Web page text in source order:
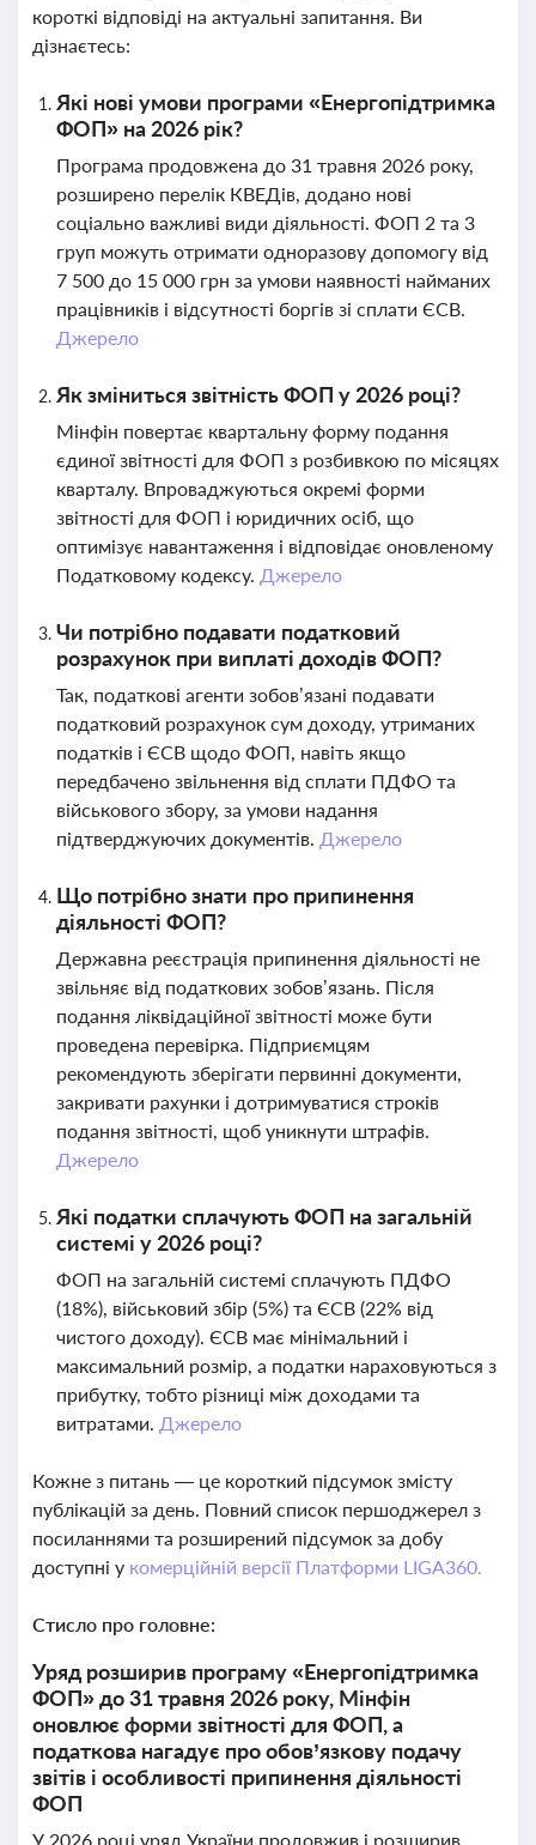
короткі відповіді на актуальні запитання. Ви
дізнаєтесь:
Які нові умови програми «Енергопідтримка
ФОП» на 2026 рік?
Програма продовжена до 31 травня 2026 року,
розширено перелік КВЕДів, додано нові
соціально важливі види діяльності. ФОП 2 та 3
груп можуть отримати одноразову допомогу від
7 500 до 15 000 грн за умови наявності найманих
працівників і відсутності боргів зі сплати ЄСВ.
Джерело
Як зміниться звітність ФОП у 2026 році?
Мінфін повертає квартальну форму подання
єдиної звітності для ФОП з розбивкою по місяцях
кварталу. Впроваджуються окремі форми
звітності для ФОП і юридичних осіб, що
оптимізує навантаження і відповідає оновленому
Податковому кодексу. Джерело
Чи потрібно подавати податковий
розрахунок при виплаті доходів ФОП?
Так, податкові агенти зобов’язані подавати
податковий розрахунок сум доходу, утриманих
податків і ЄСВ щодо ФОП, навіть якщо
передбачено звільнення від сплати ПДФО та
військового збору, за умови надання
підтверджуючих документів. Джерело
Що потрібно знати про припинення
діяльності ФОП?
Державна реєстрація припинення діяльності не
звільняє від податкових зобов’язань. Після
подання ліквідаційної звітності може бути
проведена перевірка. Підприємцям
рекомендують зберігати первинні документи,
закривати рахунки і дотримуватися строків
подання звітності, щоб уникнути штрафів.
Джерело
Які податки сплачують ФОП на загальній
системі у 2026 році?
ФОП на загальній системі сплачують ПДФО
(18%), військовий збір (5%) та ЄСВ (22% від
чистого доходу). ЄСВ має мінімальний і
максимальний розмір, а податки нараховуються з
прибутку, тобто різниці між доходами та
витратами. Джерело
Кожне з питань — це короткий підсумок змісту
публікацій за день. Повний список першоджерел з
посиланнями та розширений підсумок за добу
доступні у комерційній версії Платформи LIGA360.
Стисло про головне:
Уряд розширив програму «Енергопідтримка
ФОП» до 31 травня 2026 року, Мінфін
оновлює форми звітності для ФОП, а
податкова нагадує про обов’язкову подачу
звітів і особливості припинення діяльності
ФОП
У 2026 році уряд України продовжив і розширив